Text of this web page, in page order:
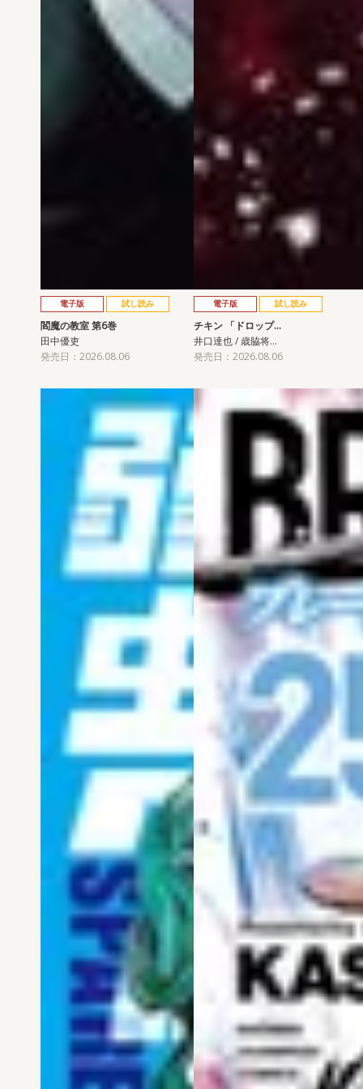
電子版 試し読み
閻魔の教室 第6巻
田中優吏
発売日：2026.08.06
電子版 試し読み
チキン 「ドロップ…
井口達也 / 歳脇将…
発売日：2026.08.06